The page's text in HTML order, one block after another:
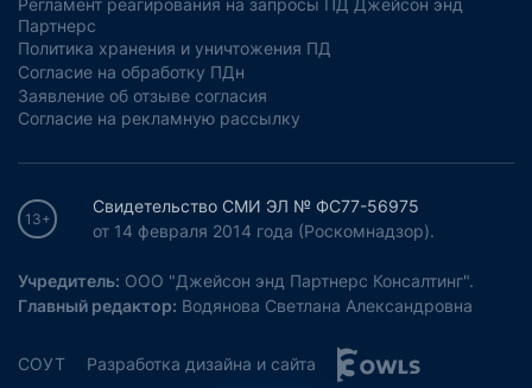
Регламент реагирования на запросы ПД Джейсон энд
Партнерс
Политика хранения и уничтожения ПД
Согласие на обработку ПДн
Заявление об отзыве согласия
Согласие на рекламную рассылку
13+
Свидетельство СМИ ЭЛ № ФС77-56975
от 14 февраля 2014 года (Роскомнадзор).
Учредитель: ООО "Джейсон энд Партнерс Консалтинг".
Главный редактор: Водянова Светлана Александровна
СОУТ Разработка дизайна и сайта